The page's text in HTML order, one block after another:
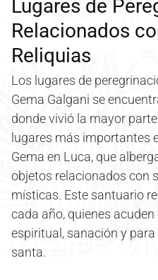
Lugares de
Relacionados
Reliquias
Los lugares de
Gema Galgani se
donde vivió la mayor
lugares más importantes
Gema en Luca, que
objetos relacionados con
místicas. Este santuario
cada año, quienes
espiritual, sanación y
santa.